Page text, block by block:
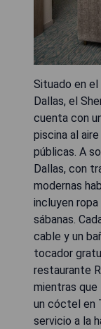
Situado en
Dallas, el
cuenta con
piscina al
públicas. A
Dallas, con
modernas
incluyen
sábanas.
cable y un
tocador
restaurante
mientras
un cóctel en
servicio a la